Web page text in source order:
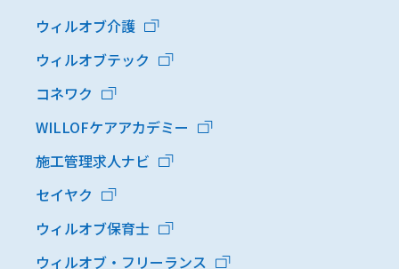
ウィルオブ介護
ウィルオブテック
コネワク
WILLOFケアアカデミー
施工管理求人ナビ
セイヤク
ウィルオブ保育士
ウィルオブ・フリーランス